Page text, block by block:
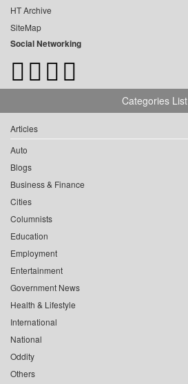
HT Archive
SiteMap
Social Networking
Categories List
Articles
Auto
Blogs
Business & Finance
Cities
Columnists
Education
Employment
Entertainment
Government News
Health & Lifestyle
International
National
Oddity
Others